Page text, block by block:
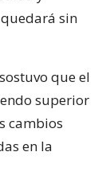
sin
que el
superior
cambios
en la